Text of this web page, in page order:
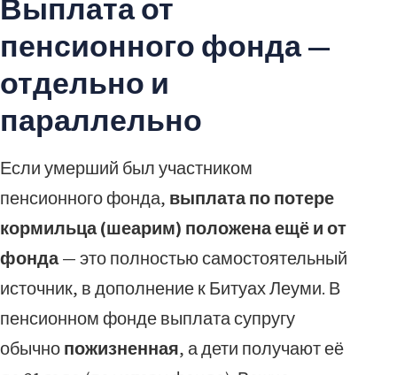
Выплата от
пенсионного фонда —
отдельно и
параллельно
Если умерший был участником
пенсионного фонда, выплата по потере
кормильца (шеарим) положена ещё и от
фонда— это полностью самостоятельный
источник, в дополнение к Битуах Леуми. В
пенсионном фонде выплата супругу
обычнопожизненная, а дети получают её